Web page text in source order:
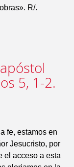
R/.
5, 1-2.
fe, estamos en
Jesucristo, por
el acceso a esta